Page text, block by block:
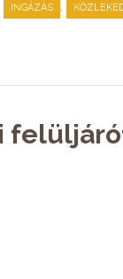
INGÁZÁS ,